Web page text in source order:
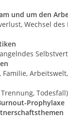
und um den
Wechsel des
Familie,
Todesfall)
Prophylaxe